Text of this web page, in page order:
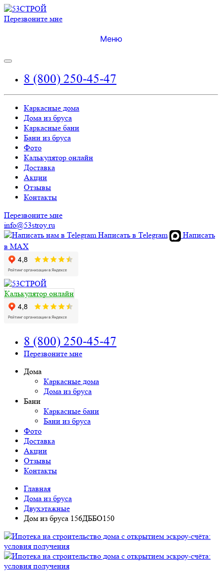
Перезвоните мне
Меню
8 (800) 250-45-47
Каркасные дома
Дома из бруса
Каркасные бани
Бани из бруса
Фото
Калькулятор онлайн
Доставка
Акции
Отзывы
Контакты
Перезвоните мне
info@53stroy.ru
Написать в Telegram
Написать
в MAX
Калькулятор онлайн
8 (800) 250-45-47
Перезвоните мне
Дома
Каркасные дома
Дома из бруса
Бани
Каркасные бани
Бани из бруса
Фото
Доставка
Акции
Отзывы
Контакты
Главная
Дома из бруса
Двухэтажные
Дом из бруса 156ДББО150